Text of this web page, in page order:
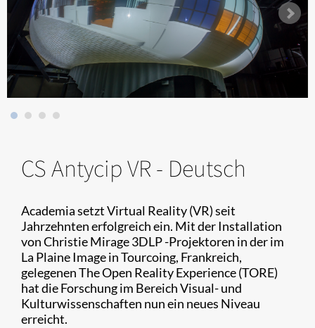
CS Antycip VR - Deutsch
Academia setzt Virtual Reality (VR) seit
Jahrzehnten erfolgreich ein. Mit der Installation
von Christie Mirage 3DLP -Projektoren in der im
La Plaine Image in Tourcoing, Frankreich,
gelegenen The Open Reality Experience (TORE)
hat die Forschung im Bereich Visual- und
Kulturwissenschaften nun ein neues Niveau
erreicht.